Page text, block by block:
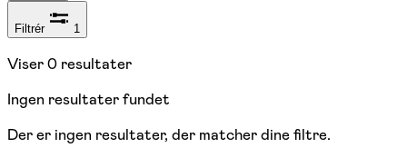
Filtrér 1
Viser0 resultater
Ingen resultater fundet
Der er ingen resultater, der matcher dine filtre.